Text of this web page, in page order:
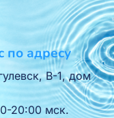
по адресу
В-1, дом
20:00 мск.